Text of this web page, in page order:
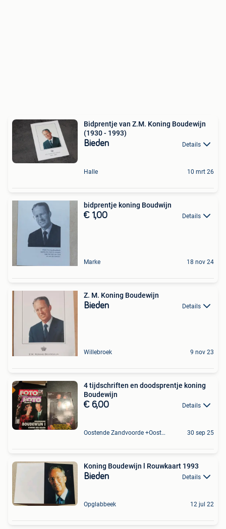
Bidprentje van Z.M. Koning Boudewijn
(1930 - 1993)
Bieden Details
Halle 10 mrt 26
bidprentje koning Boudwijn
€ 1,00 Details
Marke 18 nov 24
Z. M. Koning Boudewijn
Bieden Details
Willebroek 9 nov 23
4 tijdschriften en doodsprentje koning
Boudewijn
€ 6,00 Details
Oostende Zandvoorde +Oostende 30 sep 25
Koning Boudewijn l Rouwkaart 1993
Bieden Details
Opglabbeek 12 jul 22